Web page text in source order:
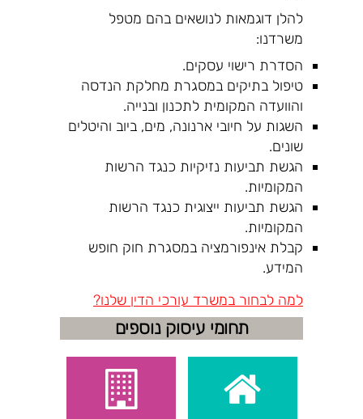
להלן דוגמאות לנושאים בהם מטפל
משרדנו:
הסדרת רישוי עסקים.
טיפול בתיקים במסגרת מחלקת הנדסה
והוועדה המקומית לתכנון ובנייה.
השגות על חיובי ארנונה, מים, ביוב והיטלים
שונים.
הגשת תביעות נזיקיות כנגד הרשות
המקומיות.
הגשת תביעות ייצוגית כנגד הרשות
המקומיות.
קבלת אינפורמציה במסגרת חוק חופש
המידע.
למה לבחור במשרד עורכי הדין שלנו?
תחומי עיסוק נוספים